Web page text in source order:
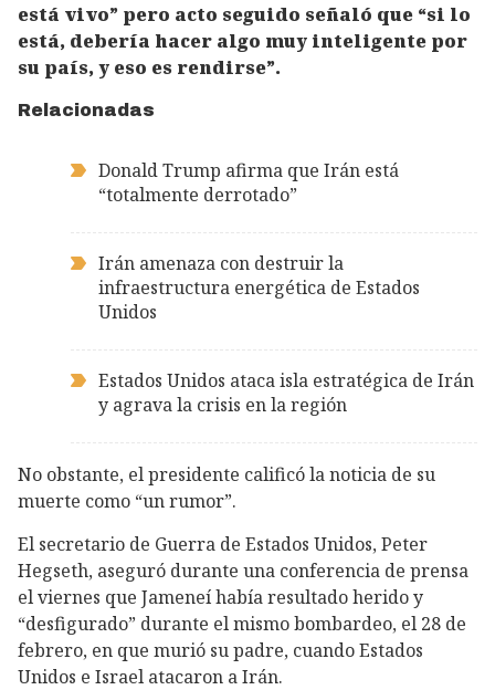
está vivo” pero acto seguido señaló que “si lo
está, debería hacer algo muy inteligente por
su país, y eso es rendirse”.
Relacionadas
Donald Trump afirma que Irán está
“totalmente derrotado”
Irán amenaza con destruir la
infraestructura energética de Estados
Unidos
Estados Unidos ataca isla estratégica de Irán
y agrava la crisis en la región
No obstante, el presidente calificó la noticia de su
muerte como “un rumor”.
El secretario de Guerra de Estados Unidos, Peter
Hegseth, aseguró durante una conferencia de prensa
el viernes que Jameneí había resultado herido y
“desfigurado” durante el mismo bombardeo, el 28 de
febrero, en que murió su padre, cuando Estados
Unidos e Israel atacaron a Irán.